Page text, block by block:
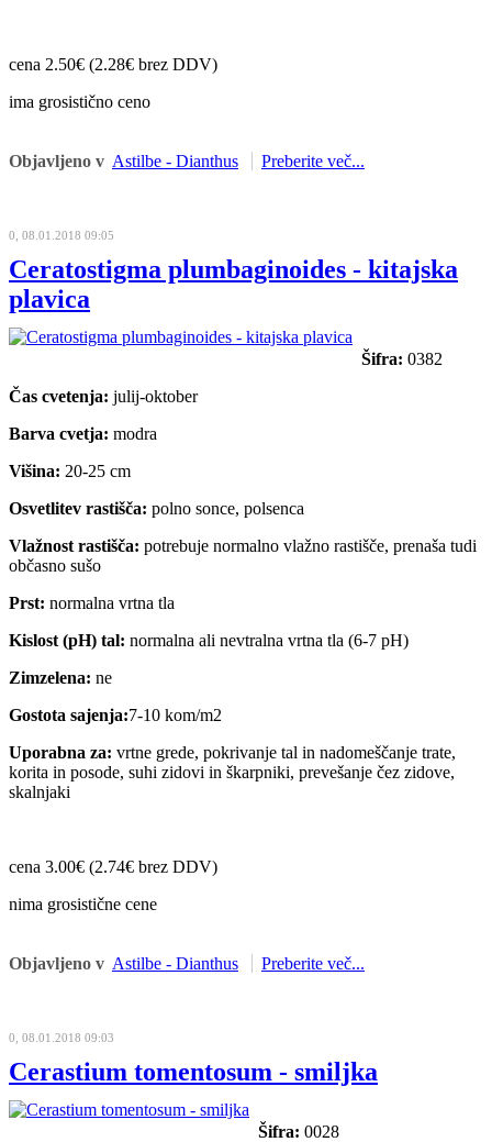
cena 2.50€ (2.28€ brez DDV)
ima grosistično ceno
Objavljeno v Astilbe - Dianthus Preberite več...
0, 08.01.2018 09:05
Ceratostigma plumbaginoides - kitajska
plavica
Šifra: 0382
Čas cvetenja: julij-oktober
Barva cvetja: modra
Višina: 20-25 cm
Osvetlitev rastišča: polno sonce, polsenca
Vlažnost rastišča: potrebuje normalno vlažno rastišče, prenaša tudi
občasno sušo
Prst: normalna vrtna tla
Kislost (pH) tal: normalna ali nevtralna vrtna tla (6-7 pH)
Zimzelena: ne
Gostota sajenja:7-10 kom/m2
Uporabna za: vrtne grede, pokrivanje tal in nadomeščanje trate,
korita in posode, suhi zidovi in škarpniki, prevešanje čez zidove,
skalnjaki
cena 3.00€ (2.74€ brez DDV)
nima grosistične cene
Objavljeno v Astilbe - Dianthus Preberite več...
0, 08.01.2018 09:03
Cerastium tomentosum - smiljka
Šifra: 0028